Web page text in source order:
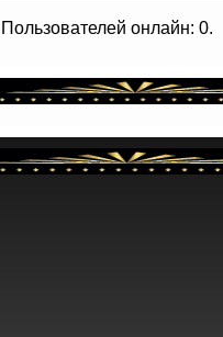
Пользователей онлайн: 0.